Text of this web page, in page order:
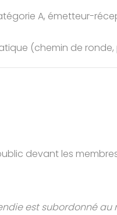
A, émetteur-
(chemin de ronde,
devant les
est subordonné